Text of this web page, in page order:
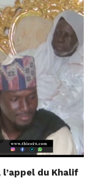
l’appel du Khalif